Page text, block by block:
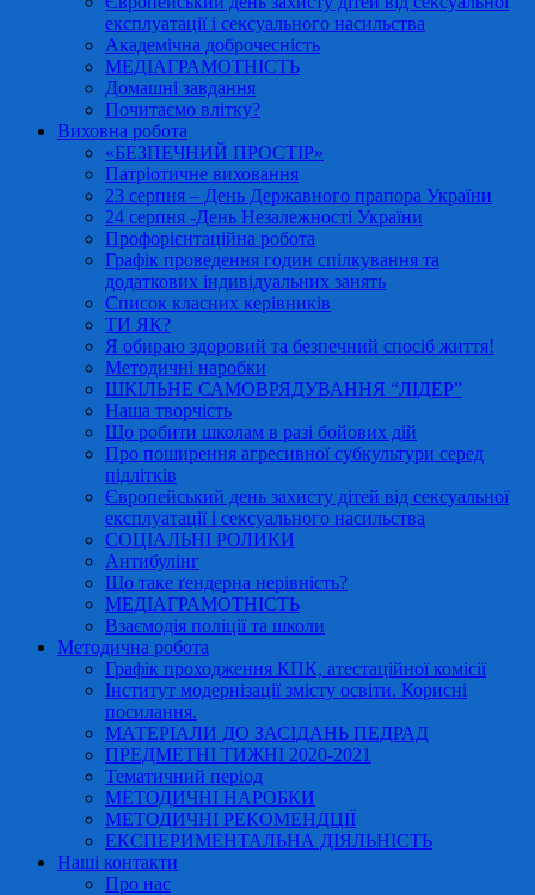
експлуатації і сексуального насильства
Академічна доброчесність
МЕДІАГРАМОТНІСТЬ
Домашні завдання
Почитаємо влітку?
Виховна робота
«БЕЗПЕЧНИЙ ПРОСТІР»
Патріотичне виховання
23 серпня – День Державного прапора України
24 серпня -День Незалежності України
Профорієнтаційна робота
Графік проведення годин спілкування та
додаткових індивідуальних занять
Список класних керівників
ТИ ЯК?
Я обираю здоровий та безпечний спосіб життя!
Методичні наробки
ШКІЛЬНЕ САМОВРЯДУВАННЯ “ЛІДЕР”
Наша творчість
Що робити школам в разі бойових дій
Про поширення агресивної субкультури серед
підлітків
Європейський день захисту дітей від сексуальної
експлуатації і сексуального насильства
СОЦІАЛЬНІ РОЛИКИ
Антибулінг
Що таке ґендерна нерівність?
МЕДІАГРАМОТНІСТЬ
Взаємодія поліції та школи
Методична робота
Графік проходження КПК, атестаційної комісії
Інститут модернізації змісту освіти. Корисні
посилання.
МАТЕРІАЛИ ДО ЗАСІДАНЬ ПЕДРАД
ПРЕДМЕТНІ ТИЖНІ 2020-2021
Тематичний період
МЕТОДИЧНІ НАРОБКИ
МЕТОДИЧНІ РЕКОМЕНДЦІЇ
ЕКСПЕРИМЕНТАЛЬНА ДІЯЛЬНІСТЬ
Наші контакти
Про нас